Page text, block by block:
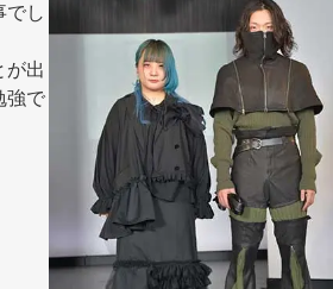
でし
が出
強で